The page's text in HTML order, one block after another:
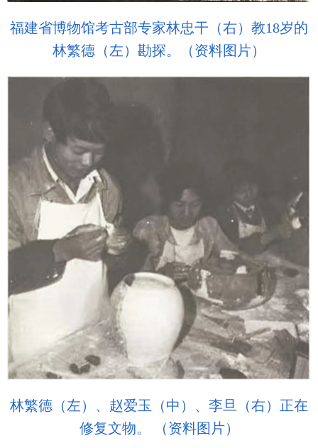
福建省博物馆考古部专家林忠干（右）教18岁的
林繁德（左）勘探。（资料图片）
林繁德（左）、赵爱玉（中）、李旦（右）正在
修复文物。 （资料图片）